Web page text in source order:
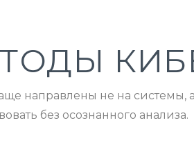
направлены не на
без осознанного анализа.